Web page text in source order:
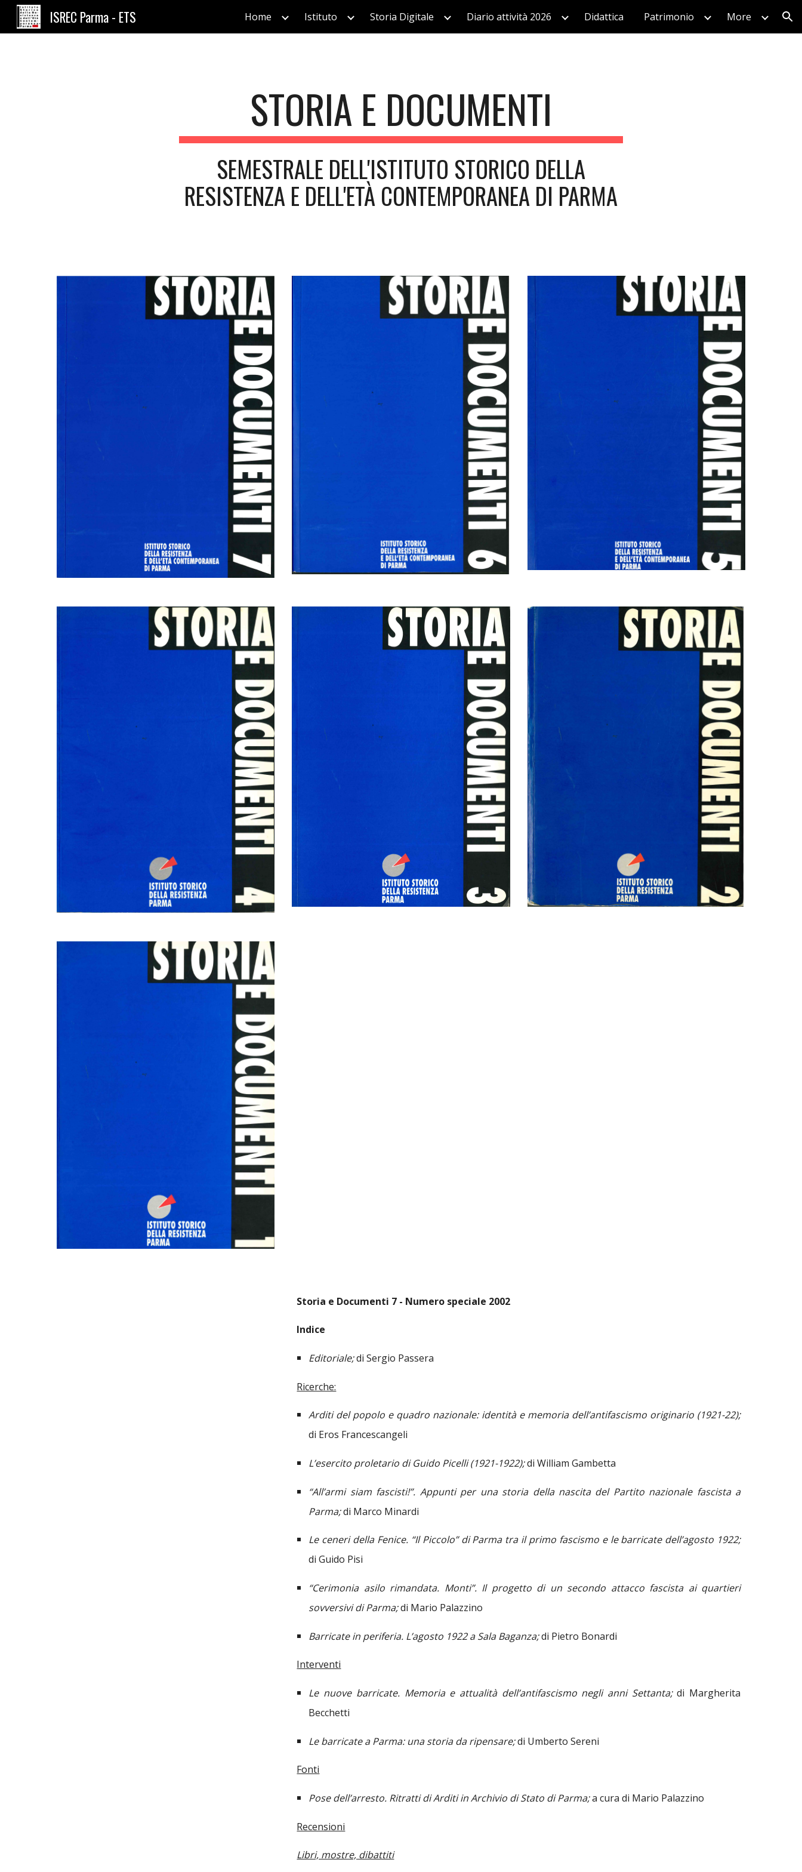
Skip to main content Skip to navigation
ISREC Parma - ETS Home Istituto Storia Digitale Diario attività 2026 Didattica Patrimonio More
STORIA E DOCUMENTI
SEMESTRALE DELL'ISTITUTO STORICO DELLA
RESISTENZA E DELL'ETÀ CONTEMPORANEA DI PARMA
Storia e Documenti 7 - Numero speciale 2002
Indice
Editoriale;di Sergio Passera
Ricerche:
Arditi del popolo e quadro nazionale: identità e memoria dell’antifascismo originario (1921-22);
di Eros Francescangeli
L’esercito proletario di Guido Picelli (1921-1922);di William Gambetta
“All’armi siam fascisti!”. Appunti per una storia della nascita del Partito nazionale fascista a
Parma;di Marco Minardi
Le ceneri della Fenice. “Il Piccolo” di Parma tra il primo fascismo e le barricate dell’agosto 1922;
di Guido Pisi
“Cerimonia asilo rimandata. Monti”. Il progetto di un secondo attacco fascista ai quartieri
sovversivi di Parma;di Mario Palazzino
Barricate in periferia. L’agosto 1922 a Sala Baganza;di Pietro Bonardi
Interventi
Le nuove barricate. Memoria e attualità dell’antifascismo negli anni Settanta;di Margherita
Becchetti
Le barricate a Parma: una storia da ripensare;di Umberto Sereni
Fonti
Pose dell’arresto. Ritratti di Arditi in Archivio di Stato di Parma;a cura di Mario Palazzino
Recensioni
Libri, mostre, dibattiti